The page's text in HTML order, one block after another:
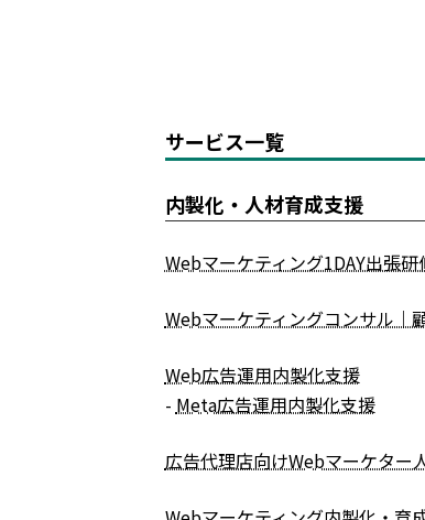
サービス一覧
内製化・人材育成支援
Webマーケティング1DAY出張研
Webマーケティングコンサル｜
Web広告運用内製化支援
- Meta広告運用内製化支援
広告代理店向けWebマーケター